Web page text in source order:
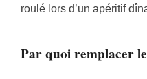
roulé lors d’un apéritif
Par quoi remplacer